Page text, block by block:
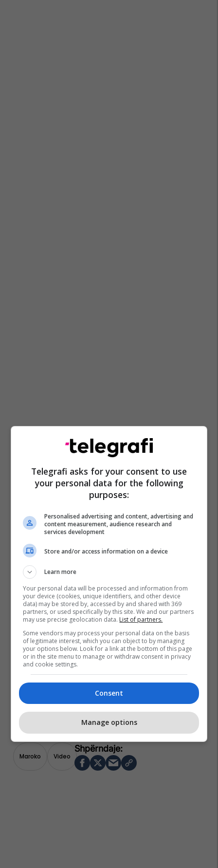
Maroko Video
Telegrafi asks for your consent to use
your personal data for the following
purposes:
Personalised advertising and content, advertising and
content measurement, audience research and
services development
Store and/or access information on a device
Learn more
Your personal data will be processed and information from
your device (cookies, unique identifiers, and other device
data) may be stored by, accessed by and shared with 369
partners, or used specifically by this site. We and our partners
may use precise geolocation data. List of partners.
Some vendors may process your personal data on the basis
of legitimate interest, which you can object to by managing
your options below. Look for a link at the bottom of this page
or in the site menu to manage or withdraw consent in privacy
and cookie settings.
Consent
Manage options